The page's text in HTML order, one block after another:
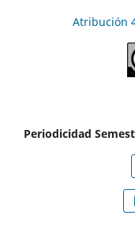
Atribución
Periodicidad